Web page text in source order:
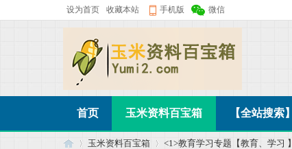
设为首页 收藏本站 手机版 微信
首页 玉米资料百宝箱 【全站搜索】
玉米资料百宝箱 <1>教育学习专题【教育、学习 】